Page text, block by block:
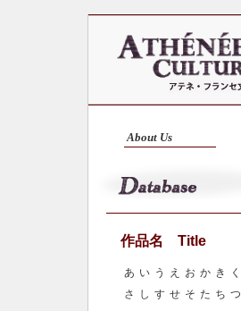
About Us
作品名 Title
あ い う え お か き く
さ
し す せ そ た ち つ